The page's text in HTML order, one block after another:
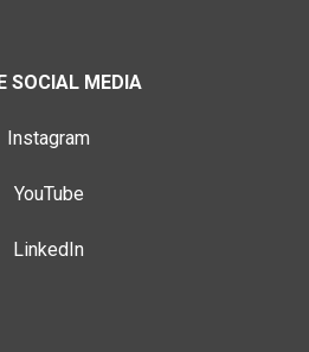
SOCIAL MEDIA
Instagram
YouTube
LinkedIn